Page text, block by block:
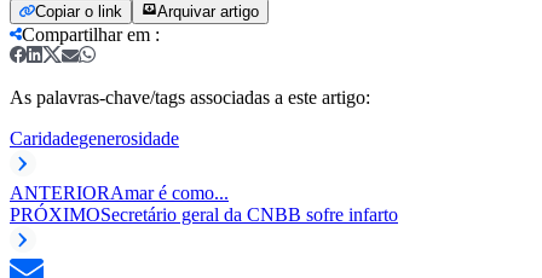
Copiar o link Arquivar artigo
Compartilhar em :
As palavras-chave/tags associadas a este artigo:
Caridadegenerosidade
ANTERIORAmar é como...
PRÓXIMOSecretário geral da CNBB sofre infarto